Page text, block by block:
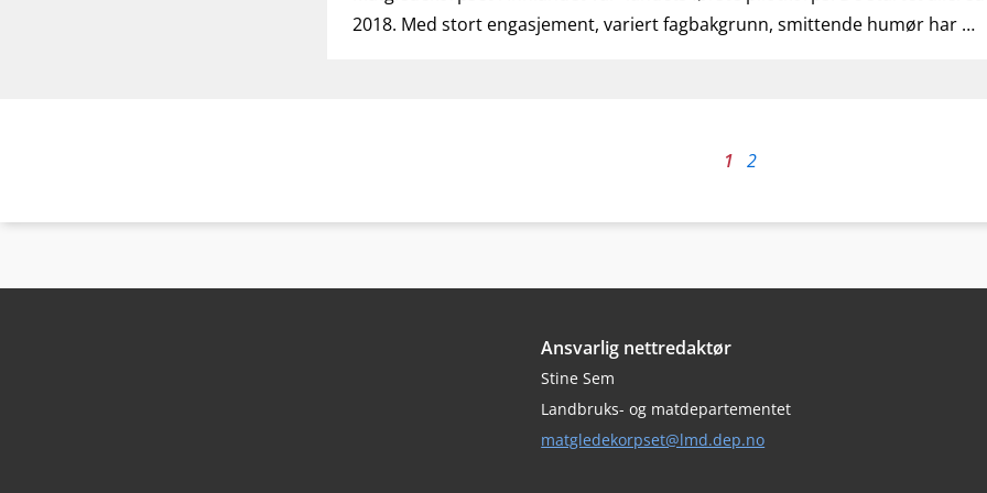
2018. Med stort engasjement, variert fagbakgrunn, smittende humør har …
1 2
Ansvarlig nettredaktør
Stine Sem
Landbruks- og matdepartementet
matgledekorpset@lmd.dep.no